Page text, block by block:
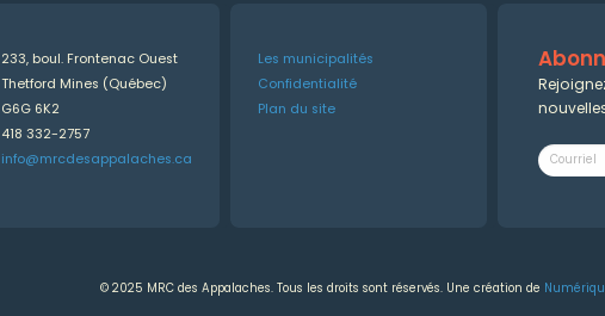
233, boul. Frontenac Ouest
Thetford Mines (Québec)
G6G 6K2
418 332-2757
info@mrcdesappalaches.ca
Les municipalités
Confidentialité
Plan du site
© 2025 MRC des Appalaches. Tous les droits sont réservés. Une création de